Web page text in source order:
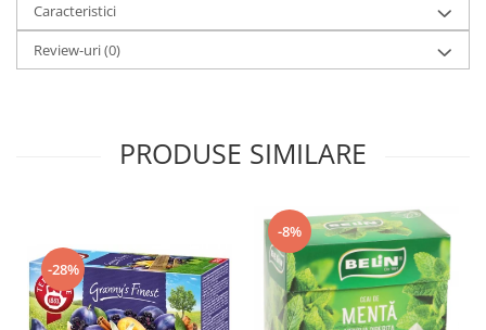
Caracteristici
Review-uri(0)
PRODUSE SIMILARE
-28%
-8%